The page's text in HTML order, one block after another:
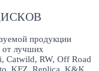
продукции
от лучших
Catwild, RW, Off Road